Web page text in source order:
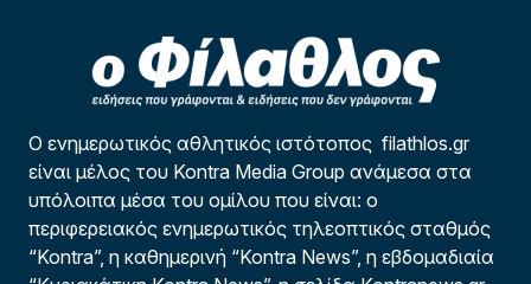
Ο ενημερωτικός αθλητικός ιστότοπος filathlos.gr
είναι μέλος του Kontra Media Group ανάμεσα στα
υπόλοιπα μέσα του ομίλου που είναι: ο
περιφερειακός ενημερωτικός τηλεοπτικός σταθμός
“Kontra”, η καθημερινή “Kontra News”, η εβδομαδιαία